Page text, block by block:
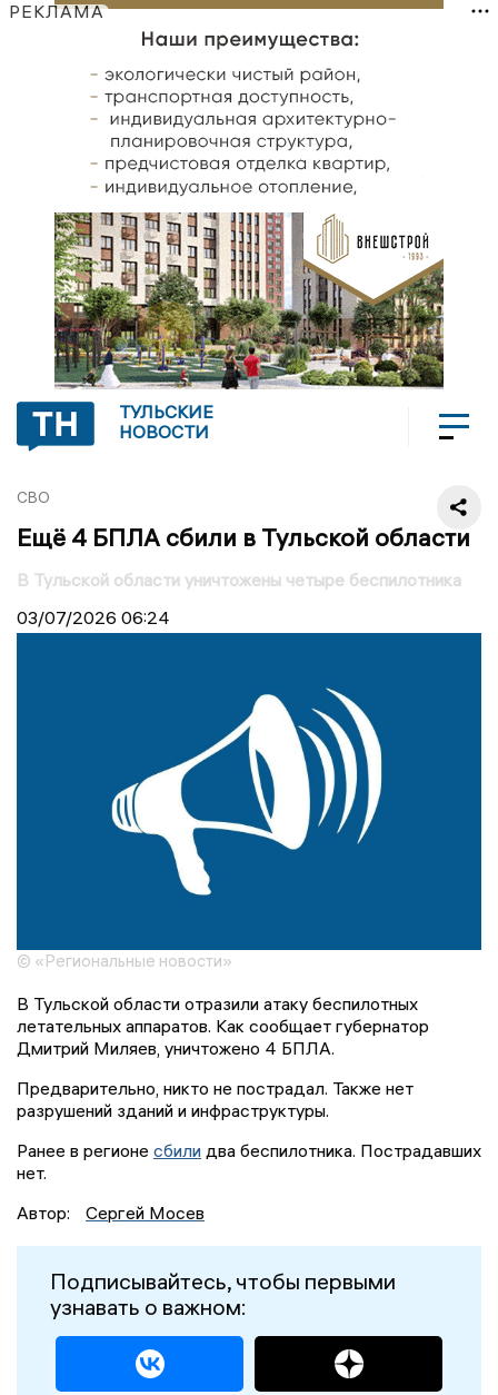
РЕКЛАМА
ТУЛЬСКИЕ
НОВОСТИ
СВО
Ещё 4 БПЛА сбили в Тульской области
В Тульской области уничтожены четыре беспилотника
03/07/2026 06:24
© «Региональные новости»
В Тульской области отразили атаку беспилотных
летательных аппаратов. Как сообщает губернатор
Дмитрий Миляев, уничтожено 4 БПЛА.
Предварительно, никто не пострадал. Также нет
разрушений зданий и инфраструктуры.
Ранее в регионе сбили два беспилотника. Пострадавших
нет.
Автор:
Сергей Мосев
Подписывайтесь, чтобы первыми
узнавать о важном: